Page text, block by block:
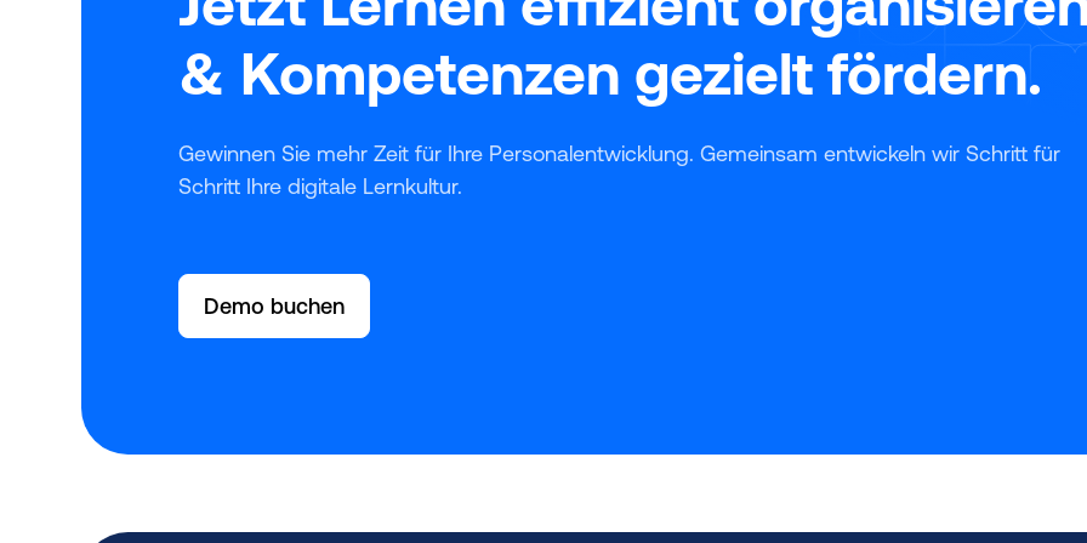
& Kompetenzen gezielt fördern.
Gewinnen Sie mehr Zeit für Ihre Personalentwicklung. Gemeinsam entwickeln wir Schritt für
Schritt Ihre digitale Lernkultur.
Demo buchen